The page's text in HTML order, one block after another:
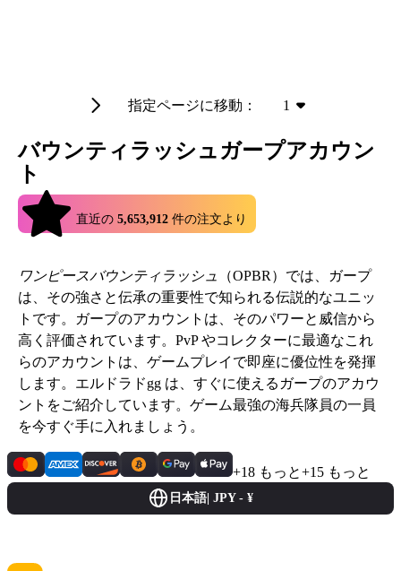
指定ページに移動： 1
バウンティラッシュガープアカウン
ト
直近の 5,653,912 件の注文より
ワンピースバウンティラッシュ
（OPBR）では、ガープ
は、その強さと伝承の重要性で知られる伝説的なユニッ
トです。ガープのアカウントは、そのパワーと威信から
高く評価されています。PvP やコレクターに最適なこれ
らのアカウントは、ゲームプレイで即座に優位性を発揮
します。エルドラドgg は、すぐに使えるガープのアカウ
ントをご紹介しています。ゲーム最強の海兵隊員の一員
を今すぐ手に入れましょう。
+18 もっと+15 もっと
日本語| JPY - ¥